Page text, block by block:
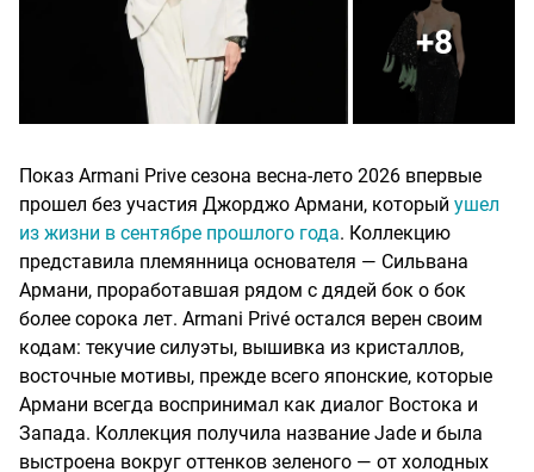
+8
Показ Armani Prive сезона весна-лето 2026 впервые
прошел без участия Джорджо Армани, который ушел
из жизни в сентябре прошлого года. Коллекцию
представила племянница основателя — Сильвана
Армани, проработавшая рядом с дядей бок о бок
более сорока лет. Armani Privé остался верен своим
кодам: текучие силуэты, вышивка из кристаллов,
восточные мотивы, прежде всего японские, которые
Армани всегда воспринимал как диалог Востока и
Запада. Коллекция получила название Jade и была
выстроена вокруг оттенков зеленого — от холодных